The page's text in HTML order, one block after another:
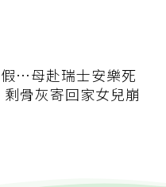
…母赴瑞士安樂死
骨灰寄回家女兒崩